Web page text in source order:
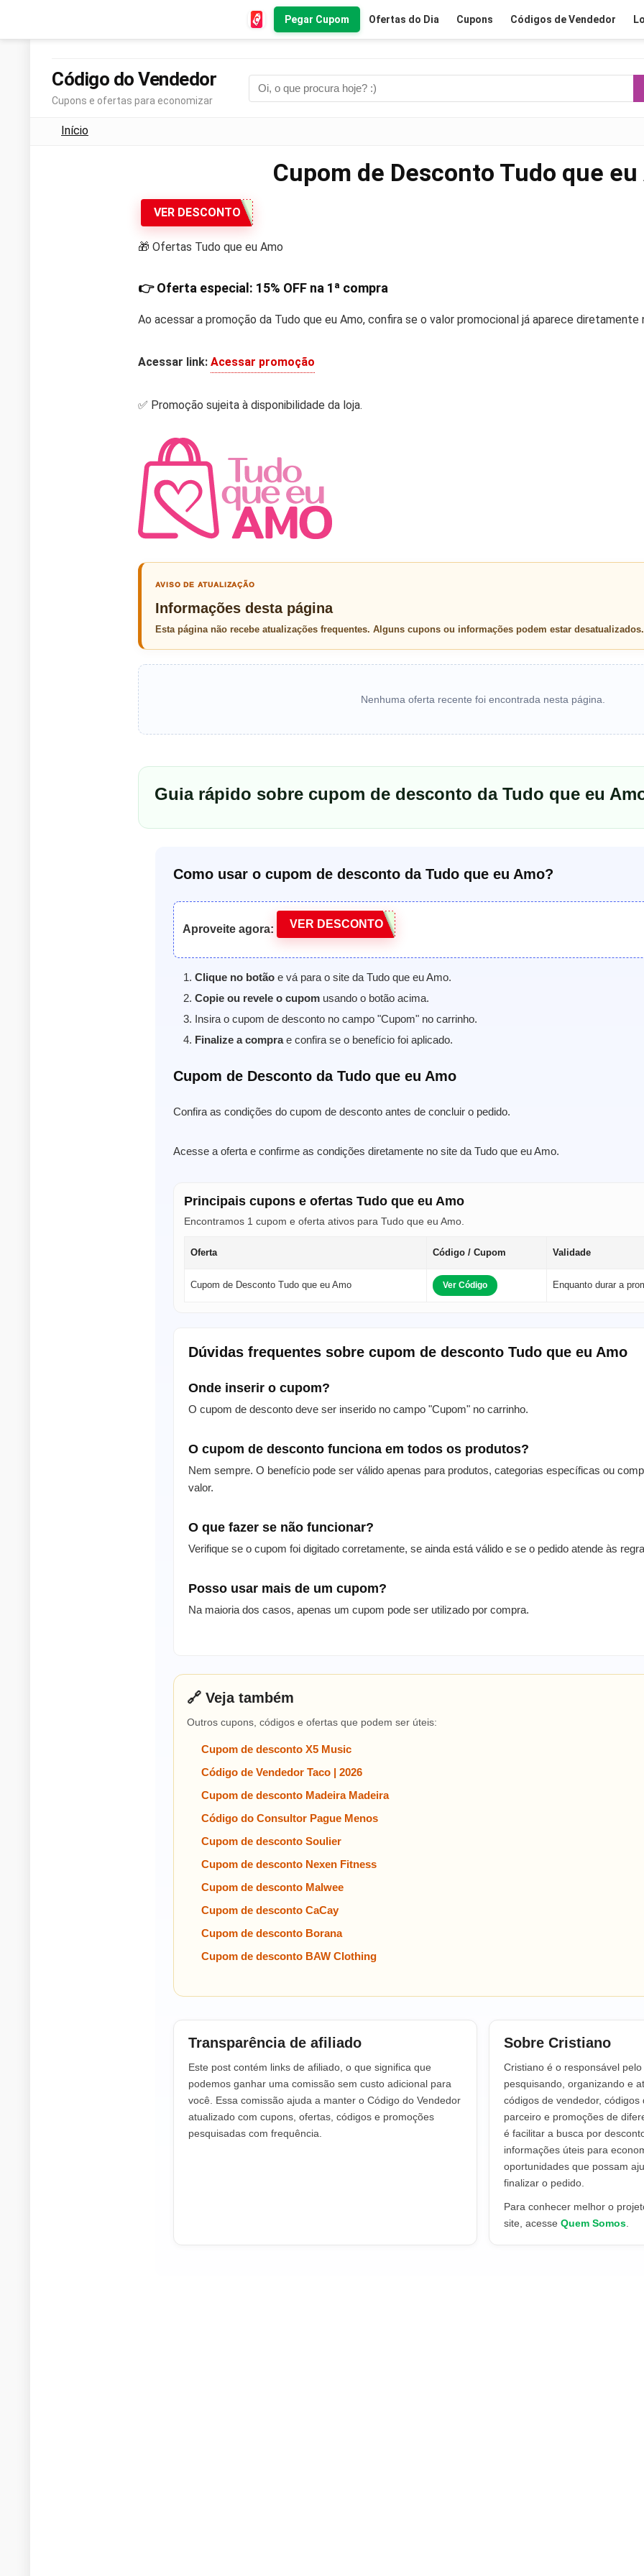
Pegar Cupom Ofertas do Dia Cupons Códigos de Vendedor
Código do Vendedor
Cupons e ofertas para economizar
Início
Cupom de Desconto Tudo que eu
VER DESCONTO
🎁 Ofertas Tudo que eu Amo
👉 Oferta especial: 15% OFF na 1ª compra
Ao acessar a promoção da Tudo que eu Amo, confira se o valor promocional já aparece
Acessar link: Acessar promoção
✅ Promoção sujeita à disponibilidade da loja.
AVISO DE ATUALIZAÇÃO
Informações desta página
Esta página não recebe atualizações frequentes. Alguns cupons ou informações podem estar desatualizados.
Nenhuma oferta recente foi encontrada nesta página.
Guia rápido sobre cupom de desconto da Tudo que eu
Como usar o cupom de desconto da Tudo que eu Amo?
Aproveite agora: VER DESCONTO
Clique no botão e vá para o site da Tudo que eu Amo.
Copie ou revele o cupom usando o botão acima.
Insira o cupom de desconto no campo "Cupom" no carrinho.
Finalize a comprae confira se o benefício foi aplicado.
Cupom de Desconto da Tudo que eu Amo
Confira as condições do cupom de desconto antes de concluir o pedido.
Acesse a oferta e confirme as condições diretamente no site da Tudo que eu Amo.
Principais cupons e ofertas Tudo que eu Amo
Encontramos 1 cupom e oferta ativos para Tudo que eu Amo.
Oferta Código / Cupom Validade
Cupom de Desconto Tudo que eu Amo Ver Código Enquanto durar a
Dúvidas frequentes sobre cupom de desconto Tudo que eu Amo
Onde inserir o cupom?
O cupom de desconto deve ser inserido no campo "Cupom" no carrinho.
O cupom de desconto funciona em todos os produtos?
Nem sempre. O benefício pode ser válido apenas para produtos, categorias específicas ou
valor.
O que fazer se não funcionar?
Verifique se o cupom foi digitado corretamente, se ainda está válido e se o pedido atende às
Posso usar mais de um cupom?
Na maioria dos casos, apenas um cupom pode ser utilizado por compra.
🔗 Veja também
Outros cupons, códigos e ofertas que podem ser úteis:
Cupom de desconto X5 Music
Código de Vendedor Taco | 2026
Cupom de desconto Madeira Madeira
Código do Consultor Pague Menos
Cupom de desconto Soulier
Cupom de desconto Nexen Fitness
Cupom de desconto Malwee
Cupom de desconto CaCay
Cupom de desconto Borana
Cupom de desconto BAW Clothing
Transparência de afiliado
Este post contém links de afiliado, o que significa que
podemos ganhar uma comissão sem custo adicional para
você. Essa comissão ajuda a manter o Código do Vendedor
atualizado com cupons, ofertas, códigos e promoções
pesquisadas com frequência.
Sobre Cristiano
Cristiano é o responsável
pesquisando, organizando e
códigos de vendedor,
parceiro e promoções de
é facilitar a busca por
informações úteis para
oportunidades que possam
finalizar o pedido.
Para conhecer melhor o
site, acesse Quem Somos